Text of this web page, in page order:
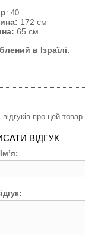
: 40
172 см
65 см
в Ізраїлі.
про цей товар.
ВІДГУК